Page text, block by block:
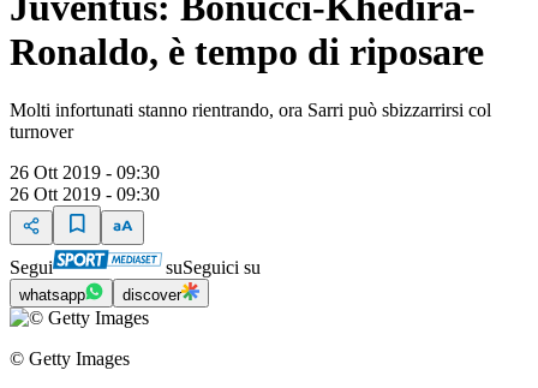
Ronaldo, è tempo di riposare
Molti infortunati stanno rientrando, ora Sarri può sbizzarrirsi col
turnover
26 Ott 2019 - 09:30
26 Ott 2019 - 09:30
Segui suSeguici su
whatsapp discover
© Getty Images